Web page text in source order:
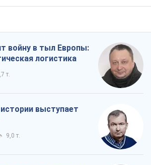
войну в тыл Европы:
логистика
т.
выступает
9,0 т.